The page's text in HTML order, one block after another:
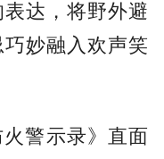
达，将野外避
妙融入欢声笑
警示录》直面